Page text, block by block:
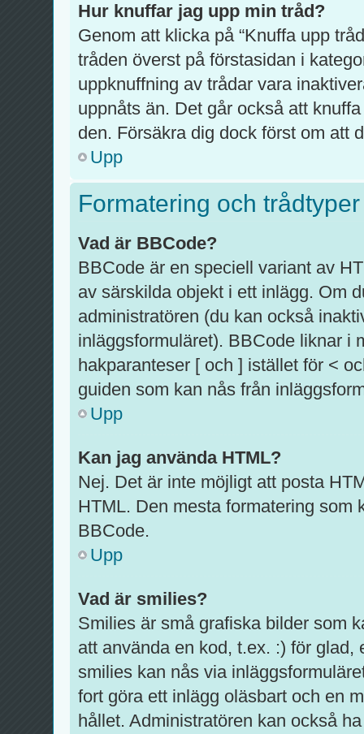
Hur knuffar jag upp min tråd?
Genom att klicka på “Knuffa upp
tråden överst på förstasidan i
uppknuffning av trådar vara
uppnåts än. Det går också att
den. Försäkra dig dock först om att
Upp
Formatering och trådtyper
Vad är BBCode?
BBCode är en speciell variant av
av särskilda objekt i ett inlägg. Om
administratören (du kan också
inläggsformuläret). BBCode liknar i
hakparanteser [ och ] istället för <
guiden som kan nås från
Upp
Kan jag använda HTML?
Nej. Det är inte möjligt att posta
HTML. Den mesta formatering som
BBCode.
Upp
Vad är smilies?
Smilies är små grafiska bilder som
att använda en kod, t.ex. :) för
smilies kan nås via
fort göra ett inlägg oläsbart och en
hållet. Administratören kan också